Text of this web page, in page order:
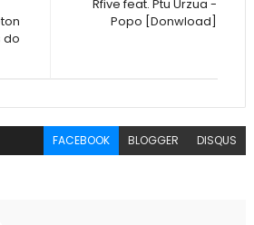
Rfive feat. Ptu Urzua -
Popo [Donwload]
do
FACEBOOK BLOGGER DISQUS